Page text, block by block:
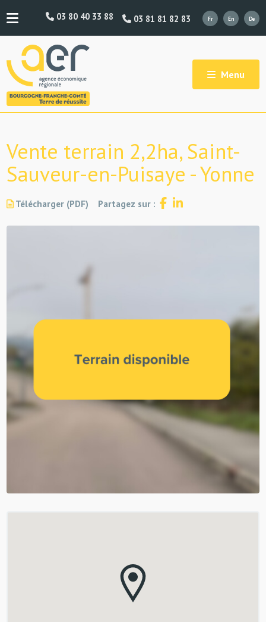
03 81 81 82 83
03 80 40 33 88
Menu
Vente terrain 2,2ha, Saint-
Sauveur-en-Puisaye - Yonne
Télécharger (PDF) Partagez sur :